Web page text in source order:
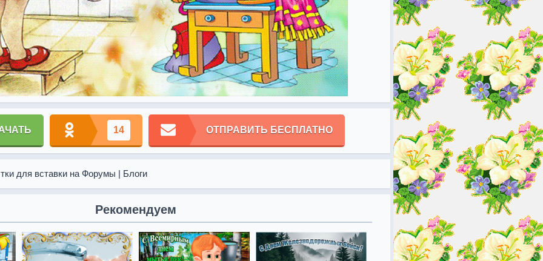
14 ОТПРАВИТЬ БЕСПЛАТНО
для вставки на Форумы | Блоги
Рекомендуем